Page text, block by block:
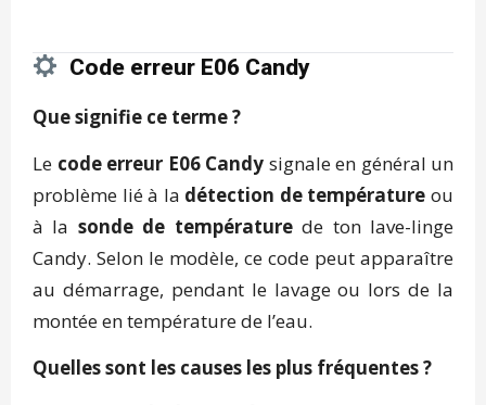
Code erreur E06 Candy
Que signifie ce terme ?
Le code erreur E06 Candy signale en général un
problème lié à la détection de température ou
à la sonde de températurede ton lave-linge
Candy. Selon le modèle, ce code peut apparaître
au démarrage, pendant le lavage ou lors de la
montée en température de l’eau.
Quelles sont les causes les plus fréquentes ?